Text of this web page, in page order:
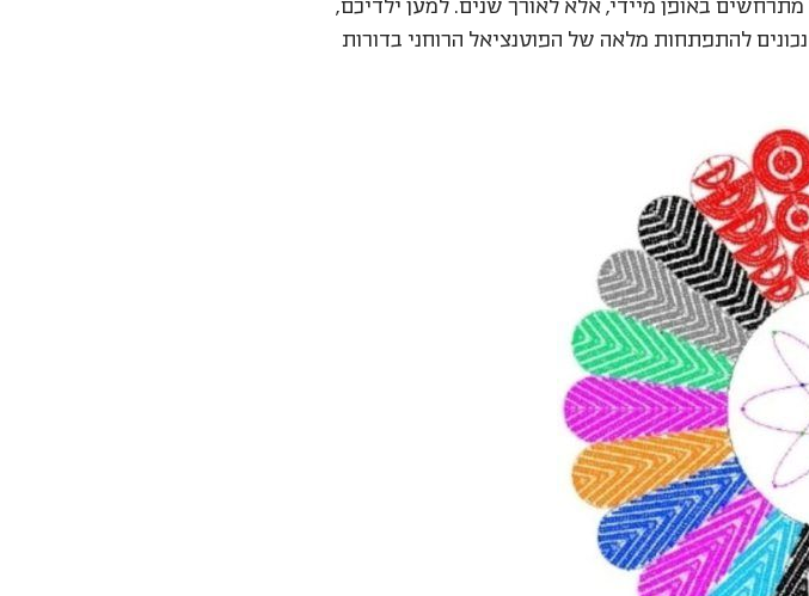
מתרחשים באופן מיידי, אלא לאורך שנים. למען ילדיכם,
להתפתחות מלאה של הפוטנציאל הרוחני בדורות